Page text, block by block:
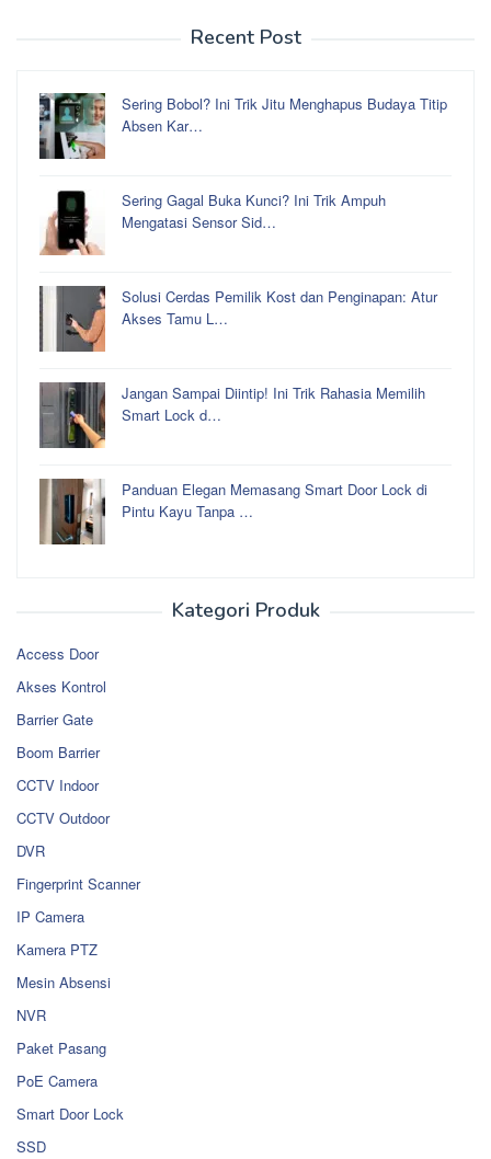
Recent Post
Sering Bobol? Ini Trik Jitu Menghapus Budaya Titip
Absen Kar…
Sering Gagal Buka Kunci? Ini Trik Ampuh
Mengatasi Sensor Sid…
Solusi Cerdas Pemilik Kost dan Penginapan: Atur
Akses Tamu L…
Jangan Sampai Diintip! Ini Trik Rahasia Memilih
Smart Lock d…
Panduan Elegan Memasang Smart Door Lock di
Pintu Kayu Tanpa …
Kategori Produk
Access Door
Akses Kontrol
Barrier Gate
Boom Barrier
CCTV Indoor
CCTV Outdoor
DVR
Fingerprint Scanner
IP Camera
Kamera PTZ
Mesin Absensi
NVR
Paket Pasang
PoE Camera
Smart Door Lock
SSD